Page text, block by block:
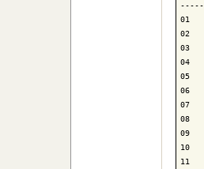
01
02
03
04
05
06
07
08
09
10
11